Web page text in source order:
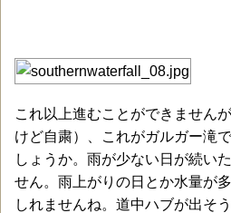
これ以上進むことができません
けど自粛）、これがガルガー滝
しょうか。雨が少ない日が続い
せん。雨上がりの日とか水量が
しれませんね。道中ハブが出そう